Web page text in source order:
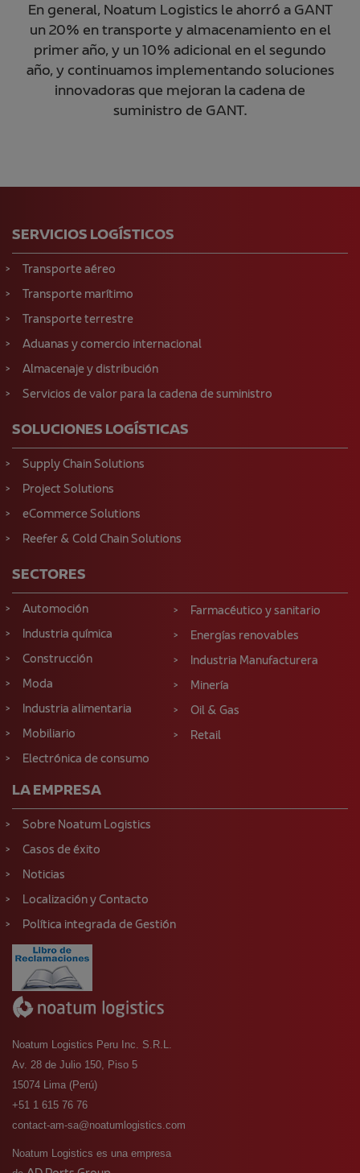
En general, Noatum Logistics le ahorró a GANT
un 20% en transporte y almacenamiento en el
primer año, y un 10% adicional en el segundo
año, y continuamos implementando soluciones
innovadoras que mejoran la cadena de
suministro de GANT.
SERVICIOS LOGÍSTICOS
Transporte aéreo
Transporte marítimo
Transporte terrestre
Aduanas y comercio internacional
Almacenaje y distribución
Servicios de valor para la cadena de suministro
SOLUCIONES LOGÍSTICAS
Supply Chain Solutions
Project Solutions
eCommerce Solutions
Reefer & Cold Chain Solutions
SECTORES
Automoción
Industria química
Construcción
Moda
Industria alimentaria
Mobiliario
Electrónica de consumo
Farmacéutico y sanitario
Energías renovables
Industria Manufacturera
Minería
Oil & Gas
Retail
LA EMPRESA
Sobre Noatum Logistics
Casos de éxito
Noticias
Localización y Contacto
Política integrada de Gestión
Noatum Logistics Peru Inc. S.R.L.
Av. 28 de Julio 150, Piso 5
15074 Lima (Perú)
+51 1 615 76 76
contact-am-sa@noatumlogistics.com
Noatum Logistics es una empresa